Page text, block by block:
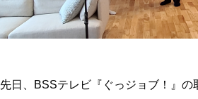
先日、BSSテレビ『ぐっジョブ！』の